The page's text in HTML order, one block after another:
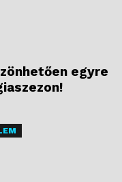
egyre